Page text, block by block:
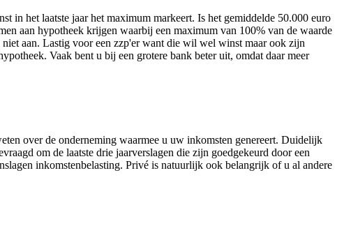
in het laatste jaar het maximum markeert. Is het gemiddelde 50.000 euro
aan hypotheek krijgen waarbij een maximum van 100% van de waarde
aan. Lastig voor een zzp'er want die wil wel winst maar ook zijn
Vaak bent u bij een grotere bank beter uit, omdat daar meer
over de onderneming waarmee u uw inkomsten genereert. Duidelijk
om de laatste drie jaarverslagen die zijn goedgekeurd door een
inkomstenbelasting. Privé is natuurlijk ook belangrijk of u al andere